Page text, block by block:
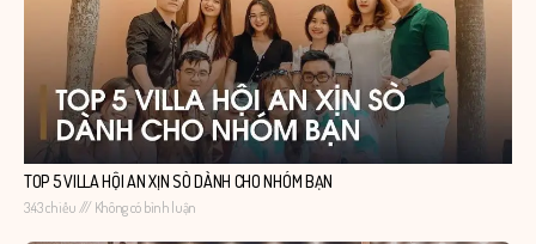
TOP 5 VILLA HỘI AN XỊN SÒ DÀNH CHO NHÓM BẠN
3:43 chiều Không có bình luận